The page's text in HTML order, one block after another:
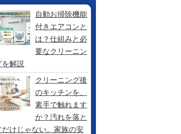
自動お掃除機能
付きエアコンと
は？仕組みと必
要なクリーニン
を解説
クリーニング後
のキッチンを、
素手で触れます
か？汚れを落と
だけじゃない。家族の安